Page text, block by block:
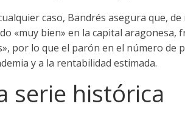
caso, Bandrés asegura que,
«muy bien» en la capital aragonesa,
por lo que el parón en el número de
y a la rentabilidad estimada.
serie histórica